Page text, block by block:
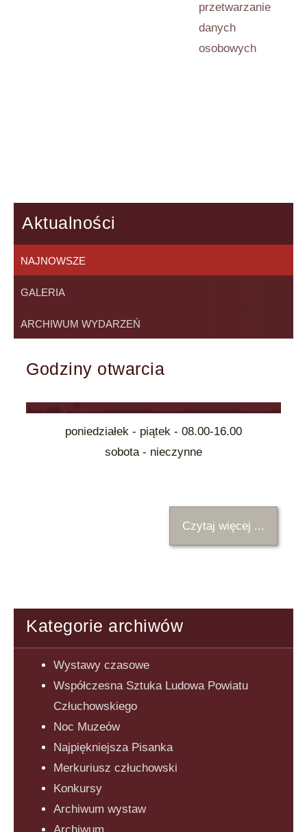
przetwarzanie
danych
osobowych
Aktualności
NAJNOWSZE
GALERIA
ARCHIWUM WYDARZEŃ
Godziny otwarcia
poniedziałek - piątek - 08.00-16.00
sobota - nieczynne
Czytaj więcej ...
Kategorie archiwów
Wystawy czasowe
Współczesna Sztuka Ludowa Powiatu
Człuchowskiego
Noc Muzeów
Najpiękniejsza Pisanka
Merkuriusz człuchowski
Konkursy
Archiwum wystaw